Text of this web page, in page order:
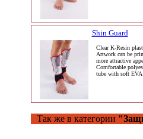
Shin Guard
Clear K-Resin
Artwork can be
more attractive
Comfortable
tube with soft EVA
Так же в категории